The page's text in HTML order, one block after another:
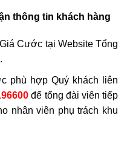
thông tin khách hàng
Cước tại Website Tổng
.
phù hợp Quý khách liên
để tổng đài viên tiếp
nhân viên phụ trách khu